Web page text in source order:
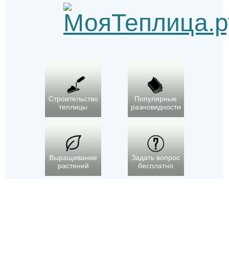
Строительство
теплицы
Популярные
разновидности
Выращивание
растений
Задать вопрос
бесплатно